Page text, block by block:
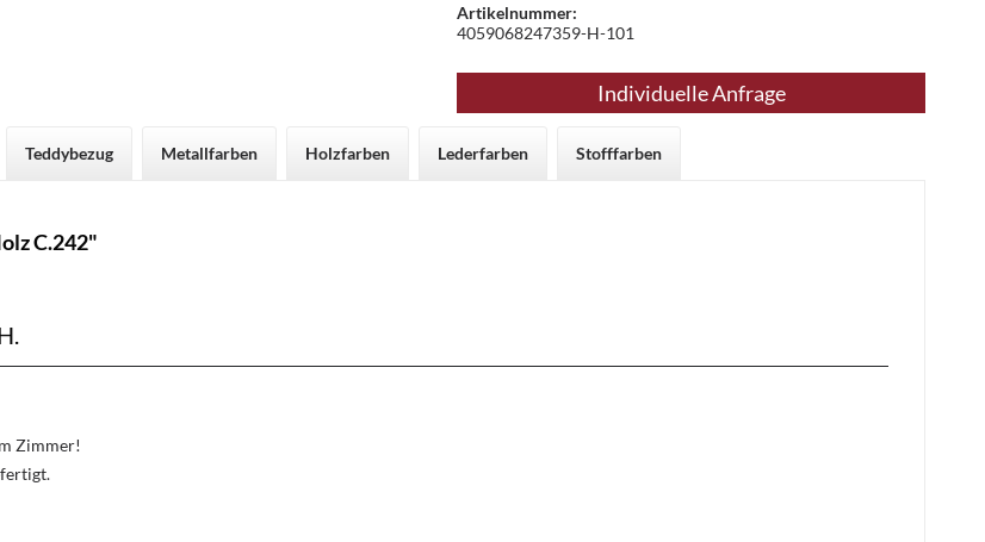
Artikelnummer:
4059068247359-H-101
Individuelle Anfrage
Teddybezug Metallfarben Holzfarben Lederfarben Stofffarben
C.242"
Zimmer!